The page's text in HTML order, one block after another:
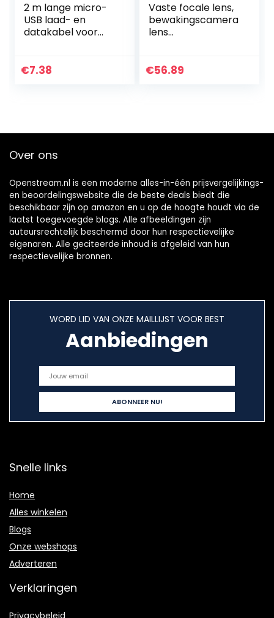
2 m lange micro-
USB laad- en
datakabel voor
werkt ook met
€7.38
Vaste focale lens,
bewakingscamera
lens
Prime-lens voor
€56.89
Over ons
Openstream.nl is een moderne alles-in-één prijsvergelijkings-
en beoordelingswebsite die de beste deals biedt die
beschikbaar zijn op amazon en u op de hoogte houdt via de
laatst toegevoegde blogs. Alle afbeeldingen zijn
auteursrechtelijk beschermd door hun respectievelijke
eigenaren. Alle geciteerde inhoud is afgeleid van hun
respectievelijke bronnen.
WORD LID VAN ONZE MAILLIJST VOOR BEST
Aanbiedingen
Snelle links
Home
Alles winkelen
Blogs
Onze webshops
Adverteren
Verklaringen